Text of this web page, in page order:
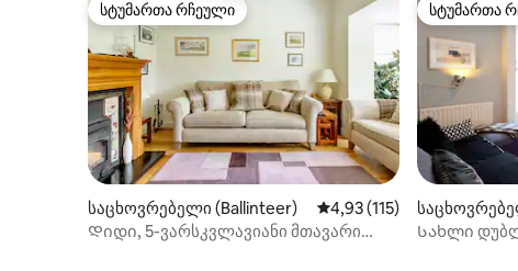
სტუმართა რჩეული
სტუმართა რჩეული
საცხოვრებელი (Ballinteer) საშუალო შეფასებაა
4,93 (115)
Დიდი, 5-ვარსკვლავიანი მთავარი
სტუმართა
სტუმართა
Სახლი